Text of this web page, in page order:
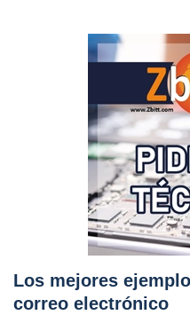
Los mejores
correo electrónico